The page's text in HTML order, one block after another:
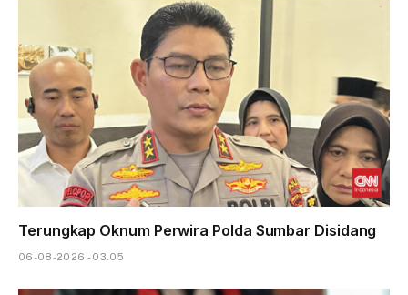
Terungkap Oknum Perwira Polda Sumbar Disidang
06-08-2026 - 03.05